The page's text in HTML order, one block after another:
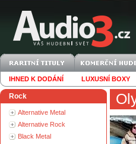
IHNED K DODÁNÍ LUXUSNÍ BOXY
Rock
Alternative Metal
Alternative Rock
Black Metal